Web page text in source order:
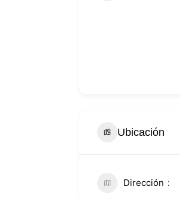
Ubicación
Dirección